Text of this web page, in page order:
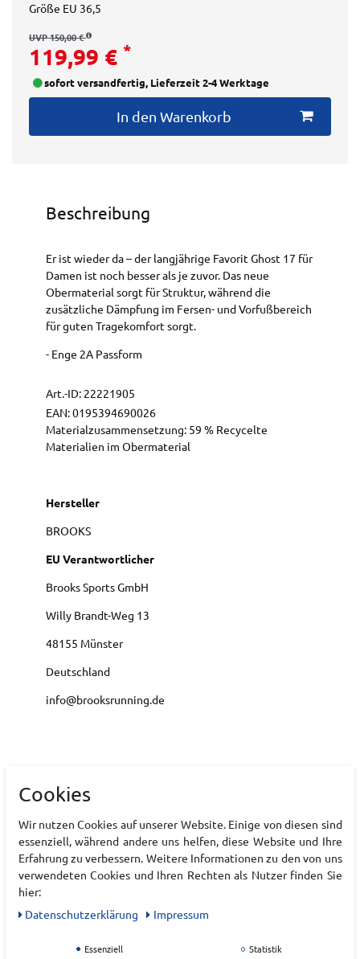
Größe EU 36,5
UVP 150,00 €
119,99 € *
sofort versandfertig, Lieferzeit 2-4 Werktage
In den Warenkorb
Beschreibung
Er ist wieder da – der langjährige Favorit Ghost 17 für
Damen ist noch besser als je zuvor. Das neue
Obermaterial sorgt für Struktur, während die
zusätzliche Dämpfung im Fersen- und Vorfußbereich
für guten Tragekomfort sorgt.
- Enge 2A Passform
Art.-ID: 22221905
EAN:0195394690026
Materialzusammensetzung: 59 % Recycelte
Materialien im Obermaterial
Hersteller
BROOKS
EU Verantwortlicher
Brooks Sports GmbH
Willy Brandt-Weg 13
48155 Münster
Deutschland
info@brooksrunning.de
Technische Daten
Laufschuh Eigenschaften
Cookies
Wir nutzen Cookies auf unserer Website. Einige von diesen sind
essenziell, während andere uns helfen, diese Website und Ihre
Erfahrung zu verbessern. Weitere Informationen zu den von uns
verwendeten Cookies und Ihren Rechten als Nutzer finden Sie
hier:
Daten­schutz­erklärung
Impressum
Essenziell Statistik